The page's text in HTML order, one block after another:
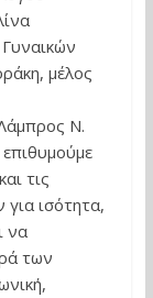
μέλος
Ν.
τις
για ισότητα,
να
των